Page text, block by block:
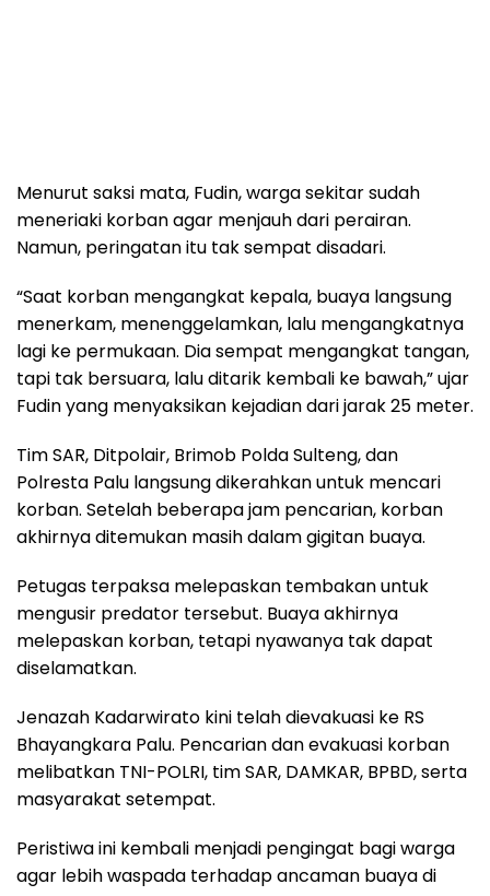
Menurut saksi mata, Fudin, warga sekitar sudah
meneriaki korban agar menjauh dari perairan.
Namun, peringatan itu tak sempat disadari.
“Saat korban mengangkat kepala, buaya langsung
menerkam, menenggelamkan, lalu mengangkatnya
lagi ke permukaan. Dia sempat mengangkat tangan,
tapi tak bersuara, lalu ditarik kembali ke bawah,” ujar
Fudin yang menyaksikan kejadian dari jarak 25 meter.
Tim SAR, Ditpolair, Brimob Polda Sulteng, dan
Polresta Palu langsung dikerahkan untuk mencari
korban. Setelah beberapa jam pencarian, korban
akhirnya ditemukan masih dalam gigitan buaya.
Petugas terpaksa melepaskan tembakan untuk
mengusir predator tersebut. Buaya akhirnya
melepaskan korban, tetapi nyawanya tak dapat
diselamatkan.
Jenazah Kadarwirato kini telah dievakuasi ke RS
Bhayangkara Palu. Pencarian dan evakuasi korban
melibatkan TNI-POLRI, tim SAR, DAMKAR, BPBD, serta
masyarakat setempat.
Peristiwa ini kembali menjadi pengingat bagi warga
agar lebih waspada terhadap ancaman buaya di